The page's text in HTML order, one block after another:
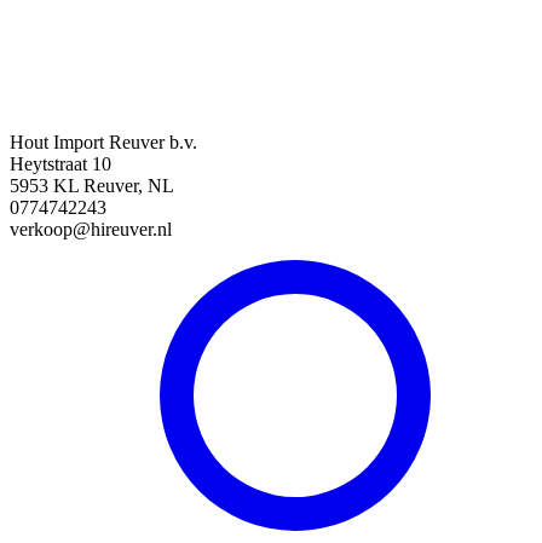
Hout Import Reuver b.v.
Heytstraat 10
5953 KL Reuver, NL
0774742243
verkoop@hireuver.nl